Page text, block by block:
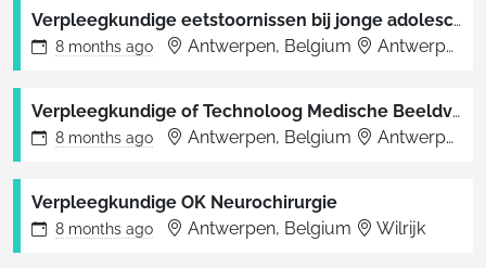
Verpleegkundige eetstoornissen bij jonge adolescenten
8 months ago Antwerpen, Belgium Antwerpen
Verpleegkundige of Technoloog Medische Beeldvorming
8 months ago Antwerpen, Belgium Antwerpen
Verpleegkundige OK Neurochirurgie
8 months ago Antwerpen, Belgium Wilrijk